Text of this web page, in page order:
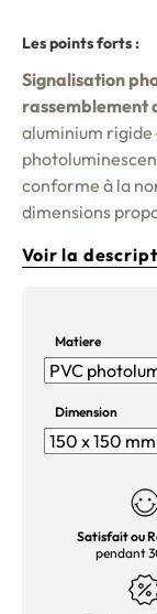
Les points forts :
Signalisation
rassemblement
aluminium rigide
conforme à la
dimensions
Voir la
Matiere
Dimension
Satisfait ou
pendant